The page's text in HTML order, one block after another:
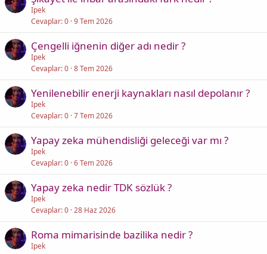
Ipek
Cevaplar 0 9 Tem 2026
Çengelli iğnenin diğer adı nedir ?
Ipek
Cevaplar 0 8 Tem 2026
Yenilenebilir enerji kaynakları nasıl depolanır ?
Ipek
Cevaplar 0 7 Tem 2026
Yapay zeka mühendisliği geleceği var mı ?
Ipek
Cevaplar 0 6 Tem 2026
Yapay zeka nedir TDK sözlük ?
Ipek
Cevaplar 0 28 Haz 2026
Roma mimarisinde bazilika nedir ?
Ipek